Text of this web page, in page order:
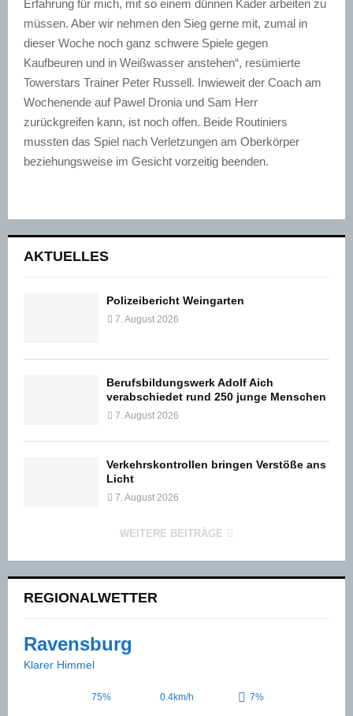
Erfahrung für mich, mit so einem dünnen Kader arbeiten zu
müssen. Aber wir nehmen den Sieg gerne mit, zumal in
dieser Woche noch ganz schwere Spiele gegen
Kaufbeuren und in Weißwasser anstehen“, resümierte
Towerstars Trainer Peter Russell. Inwieweit der Coach am
Wochenende auf Pawel Dronia und Sam Herr
zurückgreifen kann, ist noch offen. Beide Routiniers
mussten das Spiel nach Verletzungen am Oberkörper
beziehungsweise im Gesicht vorzeitig beenden.
AKTUELLES
Polizeibericht Weingarten
7. August 2026
Berufsbildungswerk Adolf Aich
verabschiedet rund 250 junge Menschen
7. August 2026
Verkehrskontrollen bringen Verstöße ans
Licht
7. August 2026
WEITERE BEITRÄGE
REGIONALWETTER
Ravensburg
Klarer Himmel
75% 0.4km/h 7%